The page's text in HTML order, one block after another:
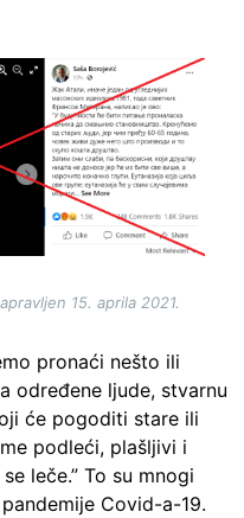
15. aprila 2021.
pronaći nešto ili
određene ljude, stvarnu
će pogoditi stare ili
podleći, plašljivi i
leče.” To su mnogi
Covid-a-19.